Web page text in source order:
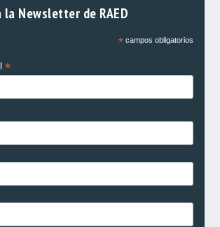
la Newsletter de RAED
*campos obligatorios
*